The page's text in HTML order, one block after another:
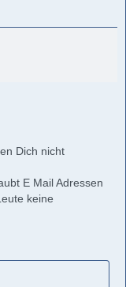
Dich nicht
E Mail Adressen
keine